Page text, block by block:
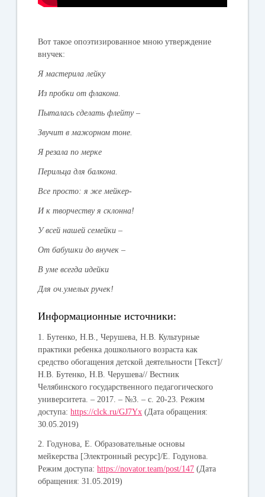
Вот такое опоэтизированное мною утверждение
внучек:
Я мастерила лейку
Из пробки от флакона.
Пыталась сделать флейту –
Звучит в мажорном тоне.
Я резала по мерке
Перильца для балкона.
Все просто: я же мейкер-
И к творчеству я склонна!
У всей нашей семейки –
От бабушки до внучек –
В уме всегда идейки
Для оч.умелых ручек!
Информационные источники:
1. Бутенко, Н.В., Черушева, Н.В. Культурные
практики ребенка дошкольного возраста как
средство обогащения детской деятельности [Текст]/
Н.В. Бутенко, Н.В. Черушева// Вестник
Челябинского государственного педагогического
университета. – 2017. – №3. – с. 20-23. Режим
доступа:https://clck.ru/GJ7Yx (Дата обращения:
30.05.2019)
2. Годунова, Е. Образовательные основы
мейкерства [Электронный ресурс]/Е. Годунова.
Режим доступа:https://novator.team/post/147 (Дата
обращения: 31.05.2019)